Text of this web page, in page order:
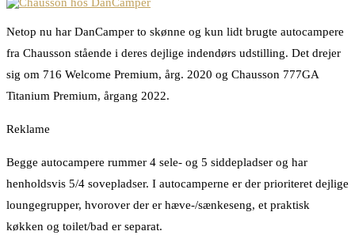
Netop nu har DanCamper to skønne og kun lidt brugte autocampere
fra Chausson stående i deres dejlige indendørs udstilling. Det drejer
sig om 716 Welcome Premium, årg. 2020 og Chausson 777GA
Titanium Premium, årgang 2022.
Reklame
Begge autocampere rummer 4 sele- og 5 siddepladser og har
henholdsvis 5/4 sovepladser. I autocamperne er der prioriteret dejlige
loungegrupper, hvorover der er hæve-/sænkeseng, et praktisk
køkken og toilet/bad er separat.